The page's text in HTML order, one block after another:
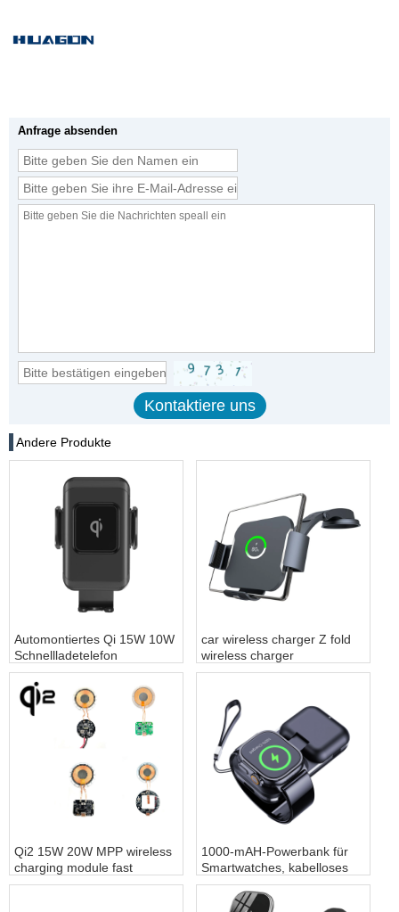
Anfrage absenden
Andere Produkte
Automontiertes Qi 15W 10W
Schnellladetelefon
kabelloses Laden Auto
kabelloses Ladegerät für
kabelloses Laden im Auto
car wireless charger Z fold
wireless charger
customization vehicle-
Samsung fold 3 fold 4 -
COPY - ahkw5w
Qi2 15W 20W MPP wireless
charging module fast
wireless charging
1000-mAH-Powerbank für
Smartwatches, kabelloses
Laden, individuelle
Anpassung für das kabellose